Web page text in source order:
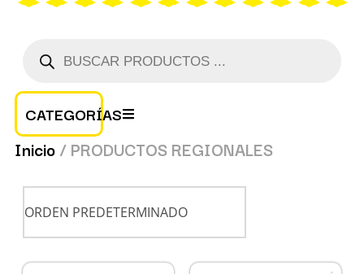
CATEGORÍAS
Inicio/ PRODUCTOS REGIONALES